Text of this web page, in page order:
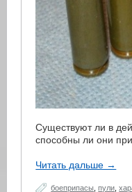
Существуют ли в
способны ли они
Читать дальше →
боеприпасы ,пули ,